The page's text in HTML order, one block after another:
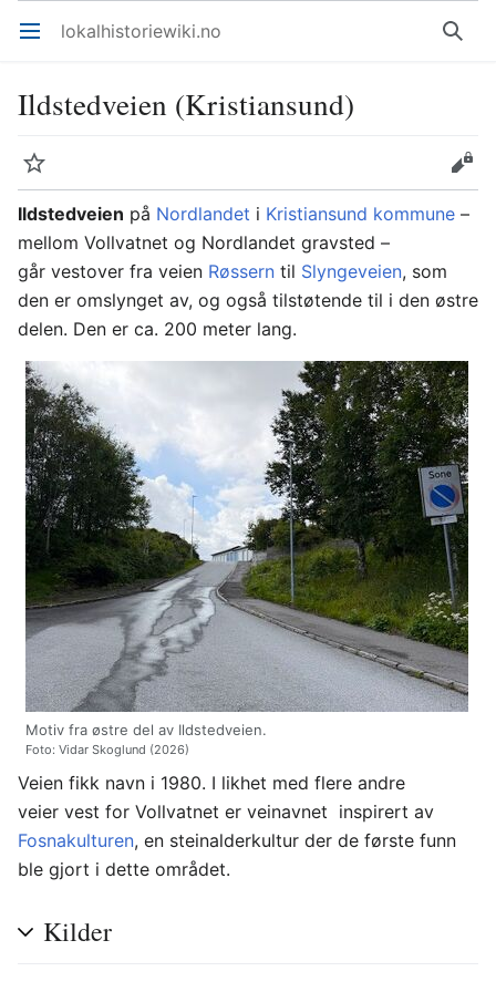
Åpne hovedmenyen lokalhistoriewiki.no Søk
Ildstedveien (Kristiansund)
Overvåk
Rediger
Ildstedveien på Nordlandet i Kristiansund kommune –
mellom Vollvatnet og Nordlandet gravsted –
går vestover fra veien Røssern til Slyngeveien, som
den er omslynget av, og også tilstøtende til i den østre
delen. Den er ca. 200 meter lang.
Motiv fra østre del av Ildstedveien.
Foto: Vidar Skoglund (2026)
Veien fikk navn i 1980. I likhet med flere andre
veier vest for Vollvatnet er veinavnet inspirert av
Fosnakulturen, en steinalderkultur der de første funn
ble gjort i dette området.
Kilder